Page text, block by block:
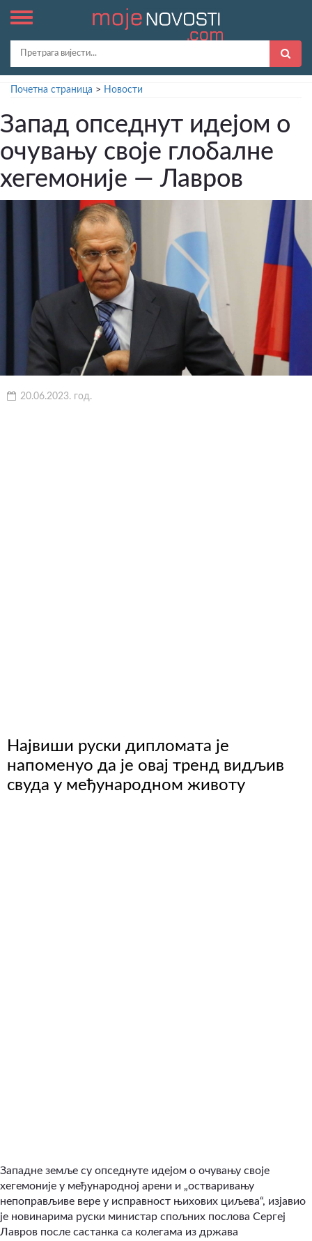
Почетна страница > Новости
Запад опседнут идејом о
очувању своје глобалне
хегемоније — Лавров
20.06.2023. год.
Највиши руски дипломата је
напоменуо да је овај тренд видљив
свуда у међународном животу
Западне земље су опседнуте идејом о очувању своје
хегемоније у међународној арени и „остваривању
непоправљиве вере у исправност њихових циљева“, изјавио
је новинарима руски министар спољних послова Сергеј
Лавров после састанка са колегама из држава